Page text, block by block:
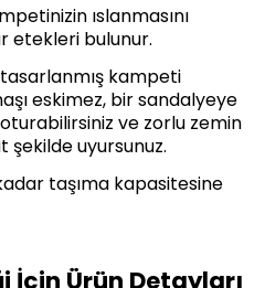
ıslanmasını
etekleri bulunur.
kampeti
eskimez, bir sandalyeye
oturabilirsiniz ve zorlu zemin
şekilde uyursunuz.
taşıma kapasitesine
İçin Ürün Detayları